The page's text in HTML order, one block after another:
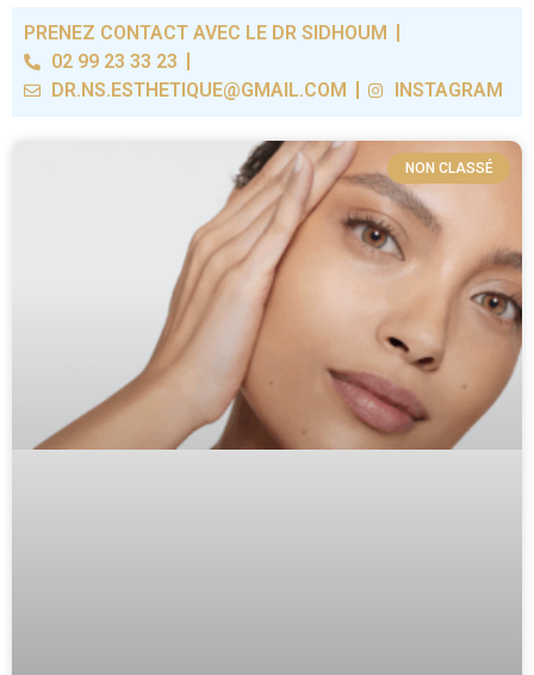
PRENEZ CONTACT AVEC LE DR SIDHOUM
02 99 23 33 23
DR.NS.ESTHETIQUE@GMAIL.COM
INSTAGRAM
NON CLASSÉ